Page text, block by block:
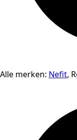
Alle merken: Nefit,